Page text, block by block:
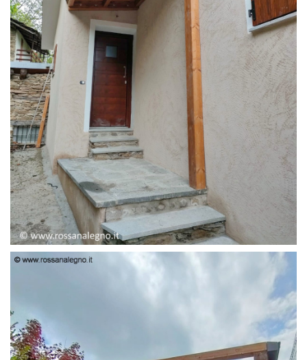
PENSILINA ENTRATA